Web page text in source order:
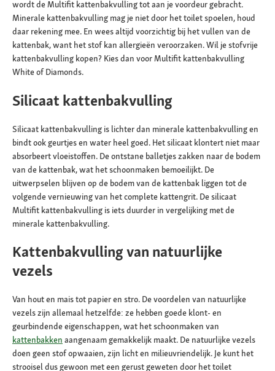
wordt de Multifit kattenbakvulling tot aan je voordeur gebracht.
Minerale kattenbakvulling mag je niet door het toilet spoelen, houd
daar rekening mee. En wees altijd voorzichtig bij het vullen van de
kattenbak, want het stof kan allergieën veroorzaken. Wil je stofvrije
kattenbakvulling kopen? Kies dan voor Multifit kattenbakvulling
White of Diamonds.
Silicaat kattenbakvulling
Silicaat kattenbakvulling is lichter dan minerale kattenbakvulling en
bindt ook geurtjes en water heel goed. Het silicaat klontert niet maar
absorbeert vloeistoffen. De ontstane balletjes zakken naar de bodem
van de kattenbak, wat het schoonmaken bemoeilijkt. De
uitwerpselen blijven op de bodem van de kattenbak liggen tot de
volgende vernieuwing van het complete kattengrit. De silicaat
Multifit kattenbakvulling is iets duurder in vergelijking met de
minerale kattenbakvulling.
Kattenbakvulling van natuurlijke
vezels
Van hout en mais tot papier en stro. De voordelen van natuurlijke
vezels zijn allemaal hetzelfde: ze hebben goede klont- en
geurbindende eigenschappen, wat het schoonmaken van
kattenbakken aangenaam gemakkelijk maakt. De natuurlijke vezels
doen geen stof opwaaien, zijn licht en milieuvriendelijk. Je kunt het
strooisel dus gewoon met een gerust geweten door het toilet